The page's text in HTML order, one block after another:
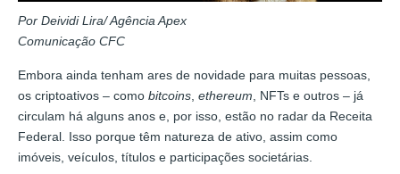
Por Deividi Lira/ Agência Apex
Comunicação CFC
Embora ainda tenham ares de novidade para muitas pessoas,
os criptoativos – como bitcoins ethereum , NFTs e outros – já
circulam há alguns anos e, por isso, estão no radar da Receita
Federal. Isso porque têm natureza de ativo, assim como
imóveis, veículos, títulos e participações societárias.